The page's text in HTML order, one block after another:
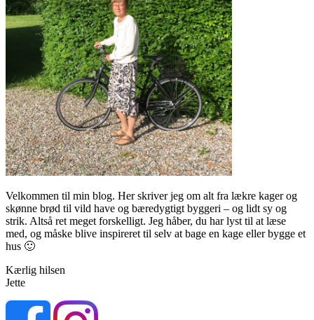
Velkommen til min blog. Her skriver jeg om alt fra lækre kager og
skønne brød til vild have og bæredygtigt byggeri – og lidt sy og
strik. Altså ret meget forskelligt. Jeg håber, du har lyst til at læse
med, og måske blive inspireret til selv at bage en kage eller bygge et
hus 🙂
Kærlig hilsen
Jette